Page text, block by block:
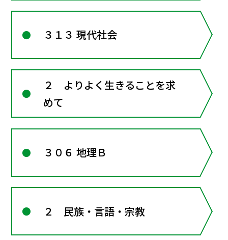
３１３ 現代社会
２ よりよく生きることを求
めて
３０６ 地理Ｂ
２ 民族・言語・宗教